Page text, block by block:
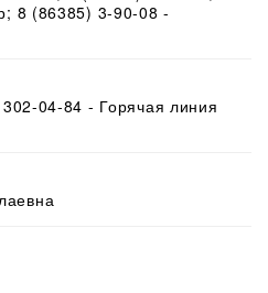
8 (86385) 3-90-08 -
04-84 - Горячая линия